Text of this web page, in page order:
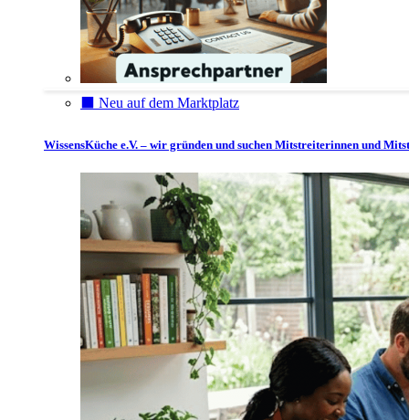
⬛️ Neu auf dem Marktplatz
WissensKüche e.V. – wir gründen und suchen Mitstreiterinnen und